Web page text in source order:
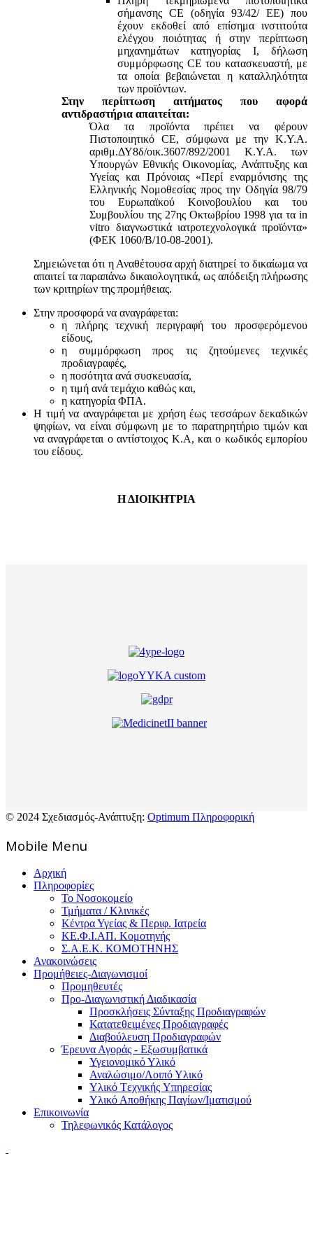
σήμανσης CE (οδηγία 93/42/ ΕΕ) που
έχουν εκδοθεί από επίσημα ινστιτούτα
ελέγχου ποιότητας ή στην περίπτωση
μηχανημάτων κατηγορίας Ι, δήλωση
συμμόρφωσης CE του κατασκευαστή, με
τα οποία βεβαιώνεται η καταλληλότητα
των προϊόντων.
Στην περίπτωση αιτήματος που αφορά
αντιδραστήρια απαιτείται:
Όλα τα προϊόντα πρέπει να φέρουν
Πιστοποιητικό CE, σύμφωνα με την Κ.Υ.Α.
αριθμ.ΔΥ8δ/οικ.3607/892/2001 Κ.Υ.Α. των
Υπουργών Εθνικής Οικονομίας, Ανάπτυξης και
Υγείας και Πρόνοιας «Περί εναρμόνισης της
Ελληνικής Νομοθεσίας προς την Οδηγία 98/79
του Ευρωπαϊκού Κοινοβουλίου και του
Συμβουλίου της 27ης Οκτωβρίου 1998 για τα in
vitro διαγνωστικά ιατροτεχνολογικά προϊόντα»
(ΦΕΚ 1060/Β/10-08-2001).
Σημειώνεται ότι η Αναθέτουσα αρχή διατηρεί το δικαίωμα να
απαιτεί τα παραπάνω δικαιολογητικά, ως απόδειξη πλήρωσης
των κριτηρίων της προμήθειας.
Στην προσφορά να αναγράφεται:
η πλήρης τεχνική περιγραφή του προσφερόμενου
είδους,
η συμμόρφωση προς τις ζητούμενες τεχνικές
προδιαγραφές,
η ποσότητα ανά συσκευασία,
η τιμή ανά τεμάχιο καθώς και,
η κατηγορία ΦΠΑ.
Η τιμή να αναγράφεται με χρήση έως τεσσάρων δεκαδικών
ψηφίων, να είναι σύμφωνη με το παρατηρητήριο τιμών και
να αναγράφεται ο αντίστοιχος Κ.Α, και ο κωδικός εμπορίου
του είδους.
Η ΔΙΟΙΚΗΤΡΙΑ
© 2024 Σχεδιασμός-Ανάπτυξη: Optimum Πληροφορική
Mοbile Menu
Αρχική
Πληροφορίες
Το Νοσοκομείο
Τμήματα / Κλινικές
Κέντρα Υγείας & Περιφ. Ιατρεία
ΚΕ.Φ.Ι.ΑΠ. Κομοτηνής
Σ.Α.Ε.Κ. ΚΟΜΟΤΗΝΗΣ
Ανακοινώσεις
Προμήθειες-Διαγωνισμοί
Προμηθευτές
Προ-Διαγωνιστική Διαδικασία
Προσκλήσεις Σύνταξης Προδιαγραφών
Κατατεθειμένες Προδιαγραφές
Διαβούλευση Προδιαγραφών
Έρευνα Αγοράς - Εξωσυμβατικά
Υγειονομικό Υλικό
Αναλώσιμο/Λοιπό Υλικό
Υλικό Tεχνικής Yπηρεσίας
Υλικό Αποθήκης Παγίων/Ιματισμού
Επικοινωνία
Τηλεφωνικός Κατάλογος